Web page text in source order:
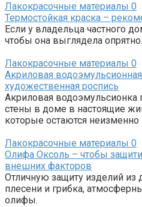
Лакокрасочные материалы 0
Термостойкая краска –
Если у владельца частного
чтобы она выглядела
Лакокрасочные материалы 0
Акриловая
художественная роспись
Акриловая водоэмульсионка
стены в доме в настоящие
которые остаются неизменно
Лакокрасочные материалы 0
Олифа Оксоль – чтобы
внешних факторов
Отличную защиту изделий
плесени и грибка,
олифы.